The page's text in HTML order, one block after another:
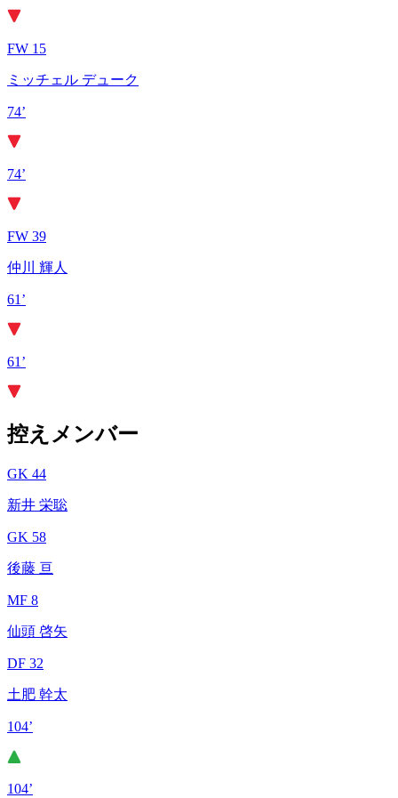
FW 15
ミッチェル デューク
74’
74’
FW 39
仲川 輝人
61’
61’
控えメンバー
GK 44
新井 栄聡
GK 58
後藤 亘
MF 8
仙頭 啓矢
DF 32
土肥 幹太
104’
104’